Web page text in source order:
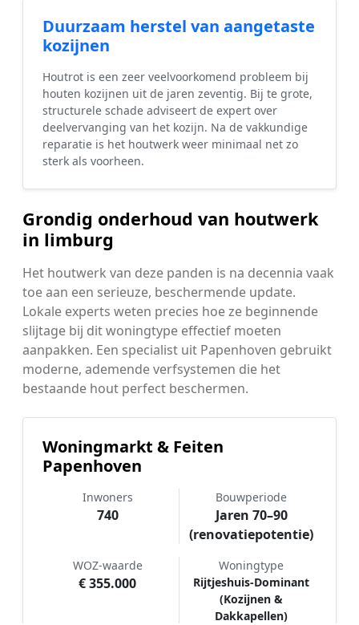
Duurzaam herstel van aangetaste
kozijnen
Houtrot is een zeer veelvoorkomend probleem bij
houten kozijnen uit de jaren zeventig. Bij te grote,
structurele schade adviseert de expert over
deelvervanging van het kozijn. Na de vakkundige
reparatie is het houtwerk weer minimaal net zo
sterk als voorheen.
Grondig onderhoud van houtwerk
in limburg
Het houtwerk van deze panden is na decennia vaak
toe aan een serieuze, beschermende update.
Lokale experts weten precies hoe ze beginnende
slijtage bij dit woningtype effectief moeten
aanpakken. Een specialist uit Papenhoven gebruikt
moderne, ademende verfsystemen die het
bestaande hout perfect beschermen.
Woningmarkt & Feiten
Papenhoven
Inwoners
740
Bouwperiode
Jaren 70–90
(renovatiepotentie)
WOZ-waarde
€ 355.000
Woningtype
Rijtjeshuis-Dominant
(Kozijnen &
Dakkapellen)